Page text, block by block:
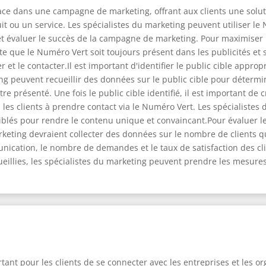
dans une campagne de marketing, offrant aux clients une
ou un service. Les spécialistes du marketing peuvent utiliser
évaluer le succès de la campagne de marketing. Pour
que le Numéro Vert soit toujours présent dans les publicités
et le contacter.Il est important d'identifier le public cible
peuvent recueillir des données sur le public cible pour
présenté. Une fois le public cible identifié, il est important de
clients à prendre contact via le Numéro Vert. Les
pour rendre le contenu unique et convaincant.Pour évaluer
devraient collecter des données sur le nombre de clients
le nombre de demandes et le taux de satisfaction des
les spécialistes du marketing peuvent prendre les
pour les clients de se connecter avec les entreprises et les